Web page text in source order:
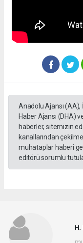
Anadolu Ajansı (AA),
Haber Ajansı (DHA)
haberler, sitemizin
kanallarından
muhataplar haberi
editörü sorumlu